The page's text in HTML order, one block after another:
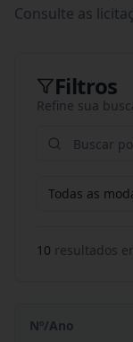
Consulte as
Filtros
Refine sua
Todas as
10 resultados
Nº/Ano